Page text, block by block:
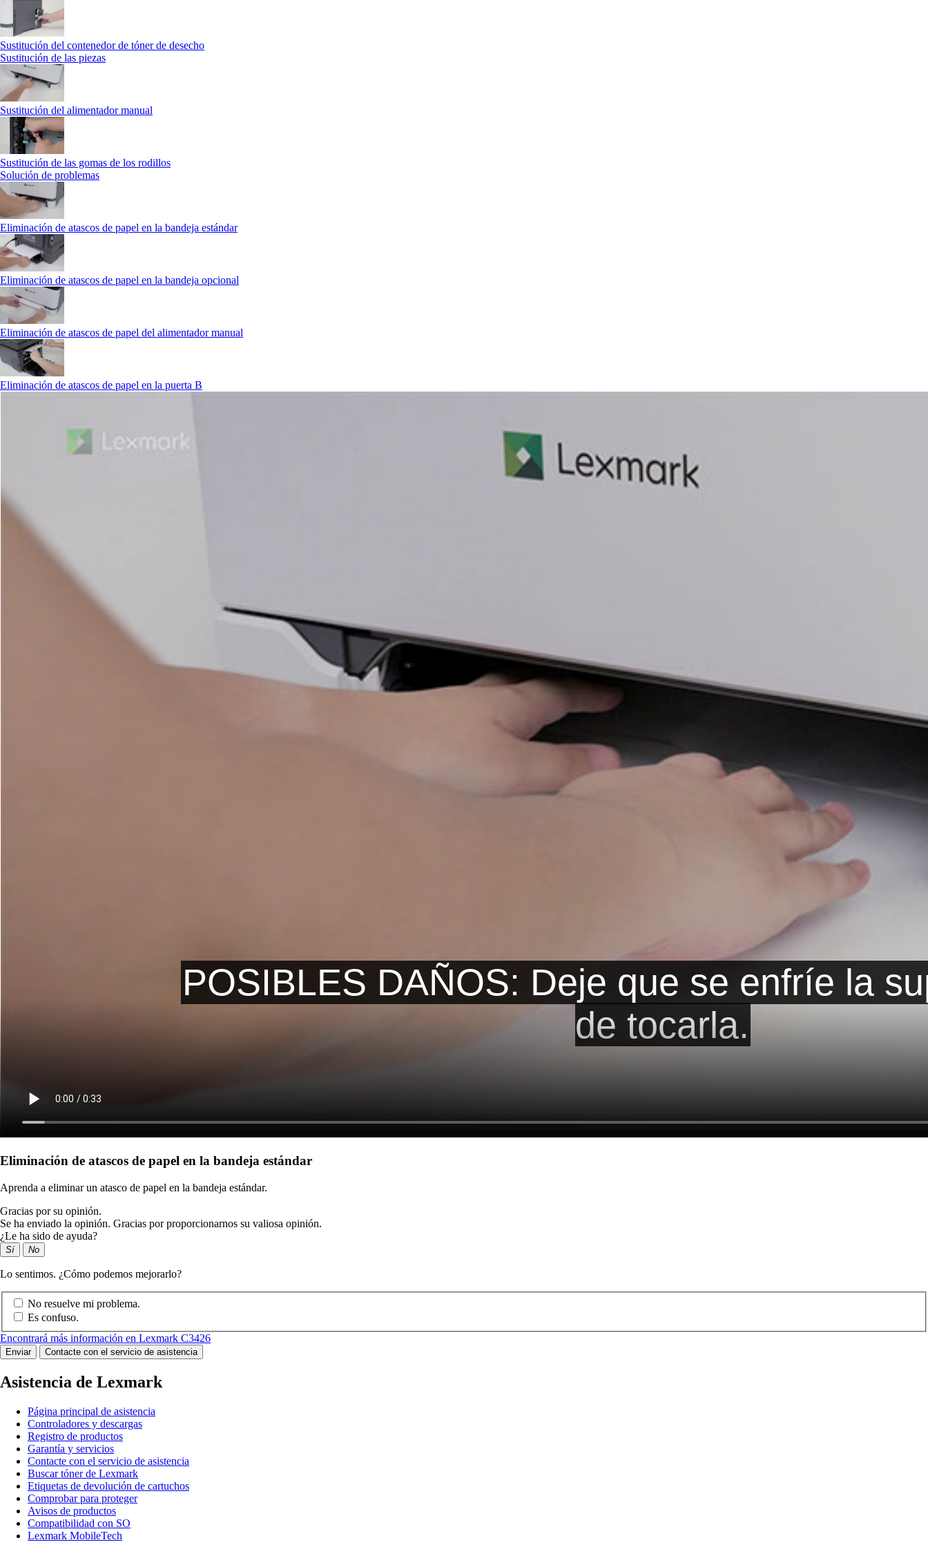
Sustitución del contenedor de tóner de desecho
Sustitución de las piezas
Sustitución del alimentador manual
Sustitución de las gomas de los rodillos
Solución de problemas
Eliminación de atascos de papel en la bandeja estándar
Eliminación de atascos de papel en la bandeja opcional
Eliminación de atascos de papel del alimentador manual
Eliminación de atascos de papel en la puerta B
Eliminación de atascos de papel en la bandeja estándar
Aprenda a eliminar un atasco de papel en la bandeja estándar.
Gracias por su opinión.
Se ha enviado la opinión. Gracias por proporcionarnos su valiosa opinión.
¿Le ha sido de ayuda?
Sí No
Lo sentimos. ¿Cómo podemos mejorarlo?
No resuelve mi problema.
Es confuso.
Encontrará más información en Lexmark C3426
Enviar Contacte con el servicio de asistencia
Asistencia de Lexmark
Página principal de asistencia
Controladores y descargas
Registro de productos
Garantía y servicios
Contacte con el servicio de asistencia
Buscar tóner de Lexmark
Etiquetas de devolución de cartuchos
Comprobar para proteger
Avisos de productos
Compatibilidad con SO
Lexmark MobileTech